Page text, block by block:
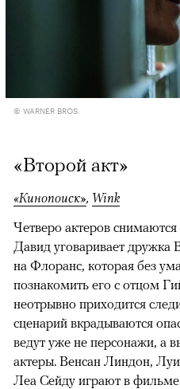
© WARNER BROS.
«Второй акт»
«Кинопоиск», Wink
Четверо актеров
Давид уговаривает дружка
на Флоранс, которая без
познакомить его с отцом
неотрывно приходится
сценарий вкрадываются
ведут уже не персонажи, а
актеры. Венсан Линдон,
Леа Сейду играют в